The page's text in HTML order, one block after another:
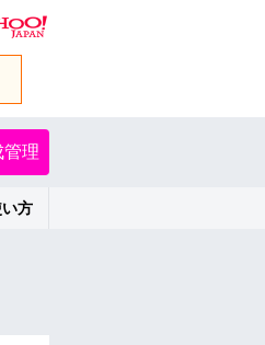
管理
方